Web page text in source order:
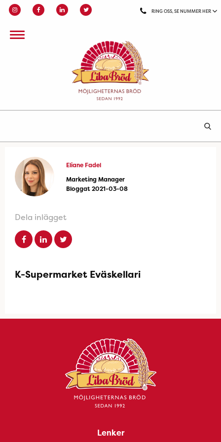
RING OSS, SE NUMMER HER
Eliane Fadel
Marketing Manager
Bloggat 2021-03-08
Dela inlägget
K-Supermarket Eväskellari
Lenker